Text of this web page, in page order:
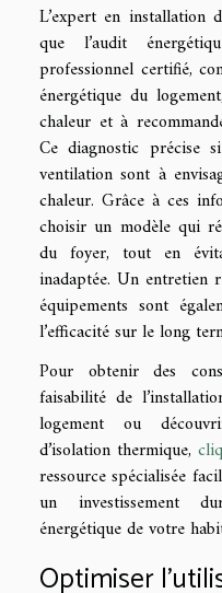
L’expert en installation
que l’audit
professionnel certifié,
énergétique du
chaleur et à
Ce diagnostic précise
ventilation sont à
chaleur. Grâce à ces
choisir un modèle qui
du foyer, tout en
inadaptée. Un entretien
équipements sont
l’efficacité sur le long
Pour obtenir des
faisabilité de
logement ou
d’isolation thermique,
ressource spécialisée
un investissement
énergétique de votre
Optimiser